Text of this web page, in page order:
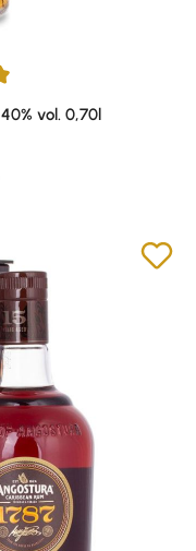
5 Sternen
vol. 0,70l